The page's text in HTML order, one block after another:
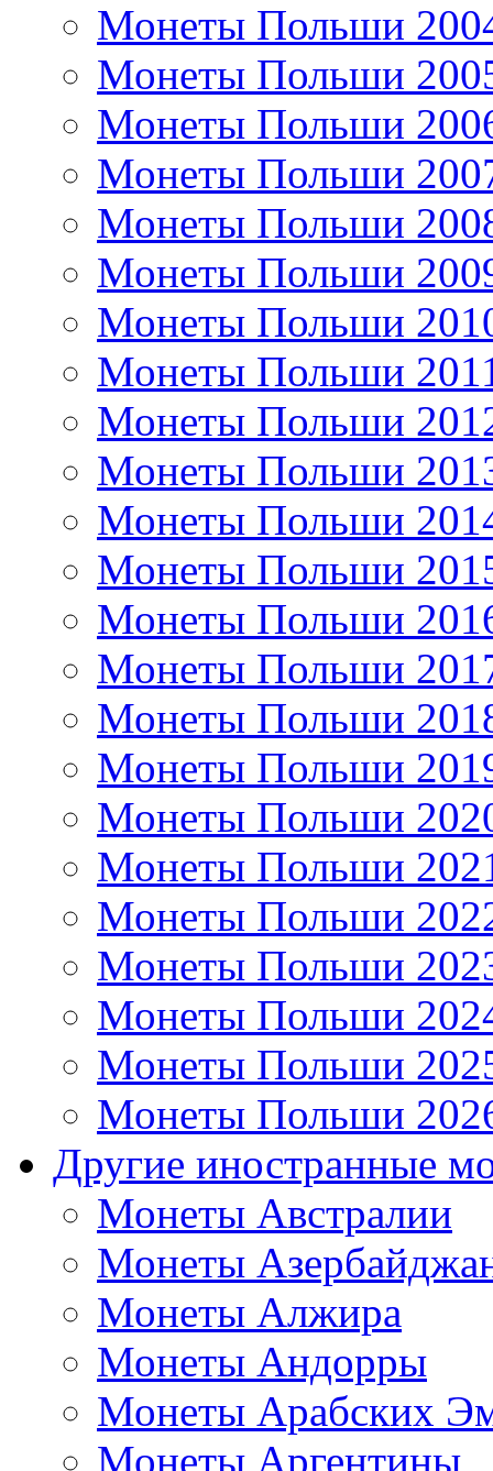
Монеты Польши
Монеты Польши
Монеты Польши
Монеты Польши
Монеты Польши
Монеты Польши
Монеты Польши
Монеты Польши
Монеты Польши
Монеты Польши
Монеты Польши
Монеты Польши
Монеты Польши
Монеты Польши
Монеты Польши
Монеты Польши
Монеты Польши
Монеты Польши
Монеты Польши
Монеты Польши
Монеты Польши
Монеты Польши
Монеты Польши
Другие иностранные
Монеты Австралии
Монеты
Монеты Алжира
Монеты Андорры
Монеты Арабских
Монеты Аргентины